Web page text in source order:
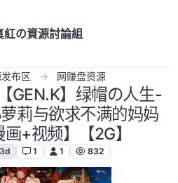
紅の資源討論組
布区 网赚盘资源
GEN.K】绿帽の人生-
莉与欲求不满的妈妈
画+视频】【2G】
3d 1 1 832